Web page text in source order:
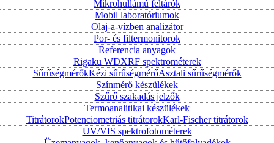
Mikrohullámú feltárók
Mobil laboratóriumok
Olaj-a-vízben analizátor
Por- és filtermonitorok
Referencia anyagok
Rigaku WDXRF spektrométerek
SűrűségmérőkKézi sűrűségmérőAsztali sűrűségmérők
Színmérő készülékek
Szűrő szakadás jelzők
Termoanalitikai készülékek
TitrátorokPotenciometriás titrátorokKarl-Fischer titrátorok
UV/VIS spektrofotométerek